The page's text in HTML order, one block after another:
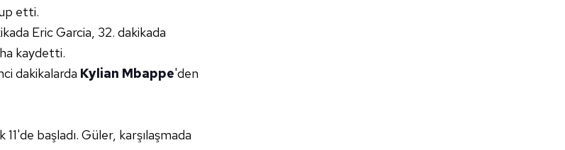
etti.
Eric Garcia, 32. dakikada
kaydetti.
dakikalarda Kylian Mbappe'den
11'de başladı. Güler, karşılaşmada